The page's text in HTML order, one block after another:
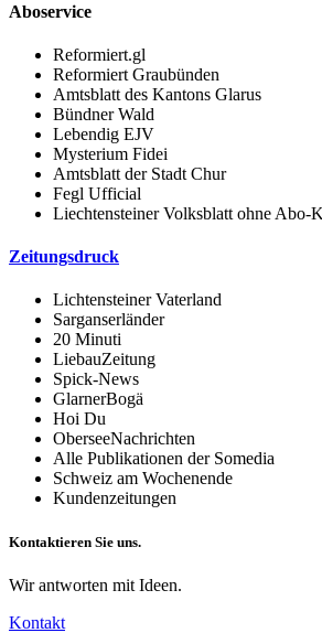
Aboservice
Reformiert.gl
Reformiert Graubünden
Amtsblatt des Kantons Glarus
Bündner Wald
Lebendig EJV
Mysterium Fidei
Amtsblatt der Stadt Chur
Fegl Ufficial
Liechtensteiner Volksblatt ohne Abo-
Zeitungsdruck
Lichtensteiner Vaterland
Sarganserländer
20 Minuti
LiebauZeitung
Spick-News
GlarnerBogä
Hoi Du
OberseeNachrichten
Alle Publikationen der Somedia
Schweiz am Wochenende
Kundenzeitungen
Kontaktieren Sie uns.
Wir antworten mit Ideen.
Kontakt